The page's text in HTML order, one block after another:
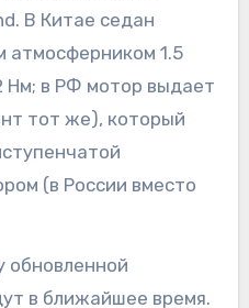
В Китае седан
атмосферником 1.5
Нм; в РФ мотор выдает
тот же), который
(в России вместо
обновленной
в ближайшее время.